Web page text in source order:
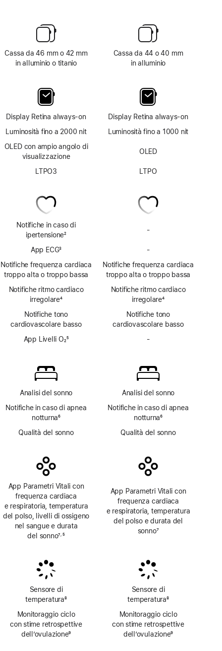
Cassa da 46 mm o 42 mm
in alluminio o titanio
Display Retina always‑on
Luminosità fino a 2000 nit
OLED con ampio angolo di
visualizzazione
LTPO3
Notifiche in caso di
ipertensione2
App ECG3
Notifiche frequenza cardiaca
troppo alta o troppo bassa
Notifiche ritmo cardiaco
irregolare4
Notifiche tono
cardiovascolare basso
App Livelli O₂5
Analisi del sonno
Notifiche in caso di apnea
notturna6
Qualità del sonno
App Parametri Vitali con
frequenza cardiaca
e respiratoria, temperatura
del polso, livelli di ossigeno
nel sangue e durata
del sonno7, 5
Sensore di
temperatura8
Monitoraggio ciclo
con stime retrospettive
dell’ovulazione9
Cassa da 44 o 40 mm
in alluminio
Display Retina always‑on
Luminosità fino a 1000 nit
OLED
LTPO
-
-
non
disponibile
Notifiche frequenza cardiaca
troppo alta o troppo bassa
Notifiche ritmo cardiaco
irregolare4
Notifiche tono
cardiovascolare basso
-
disponibile
Analisi del sonno
Notifiche in caso di apnea
notturna6
Qualità del sonno
App Parametri Vitali con
frequenza cardiaca
e respiratoria, temperatura
del polso e durata del
sonno7
Sensore di
temperatura8
Monitoraggio ciclo
con stime retrospettive
dell’ovulazione9